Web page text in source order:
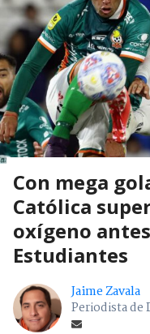
Con mega
Católica
oxígeno
Estudiantes
Jaime Zavala
Periodista de